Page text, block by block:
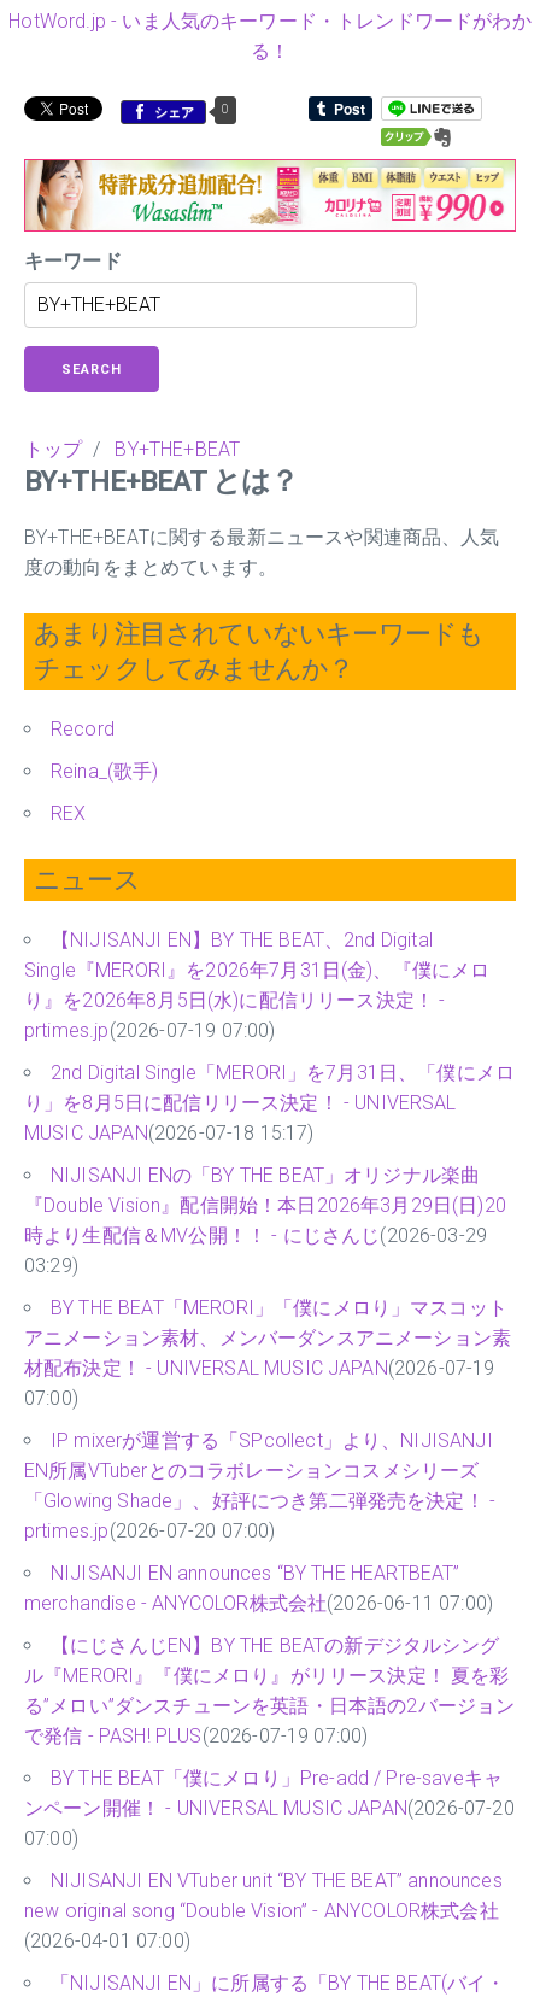
HotWord.jp - いま人気のキーワード・トレンドワードがわか
る！
シェア 0
キーワード
SEARCH
トップ/ BY+THE+BEAT
BY+THE+BEAT とは？
BY+THE+BEATに関する最新ニュースや関連商品、人気
度の動向をまとめています。
あまり注目されていないキーワードも
チェックしてみませんか？
Record
Reina_(歌手)
REX
ニュース
【NIJISANJI EN】BY THE BEAT、2nd Digital
Single『MERORI』を2026年7月31日(金)、『僕にメロ
り』を2026年8月5日(水)に配信リリース決定！ -
prtimes.jp(2026-07-19 07:00)
2nd Digital Single「MERORI」を7月31日、「僕にメロ
り」を8月5日に配信リリース決定！ - UNIVERSAL
MUSIC JAPAN(2026-07-18 15:17)
NIJISANJI ENの「BY THE BEAT」オリジナル楽曲
『Double Vision』配信開始！本日2026年3月29日(日)20
時より生配信＆MV公開！！ - にじさんじ(2026-03-29
03:29)
BY THE BEAT「MERORI」「僕にメロり」マスコット
アニメーション素材、メンバーダンスアニメーション素
材配布決定！ - UNIVERSAL MUSIC JAPAN(2026-07-19
07:00)
IP mixerが運営する「SPcollect」より、NIJISANJI
EN所属VTuberとのコラボレーションコスメシリーズ
「Glowing Shade」、好評につき第二弾発売を決定！ -
prtimes.jp(2026-07-20 07:00)
NIJISANJI EN announces “BY THE HEARTBEAT”
merchandise - ANYCOLOR株式会社(2026-06-11 07:00)
【にじさんじEN】BY THE BEATの新デジタルシング
ル『MERORI』『僕にメロり』がリリース決定！ 夏を彩
る”メロい”ダンスチューンを英語・日本語の2バージョン
で発信 - PASH! PLUS(2026-07-19 07:00)
BY THE BEAT「僕にメロり」Pre-add / Pre-saveキャ
ンペーン開催！ - UNIVERSAL MUSIC JAPAN(2026-07-20
07:00)
NIJISANJI EN VTuber unit “BY THE BEAT” announces
new original song “Double Vision” - ANYCOLOR株式会社
(2026-04-01 07:00)
「NIJISANJI EN」に所属する「BY THE BEAT(バイ・